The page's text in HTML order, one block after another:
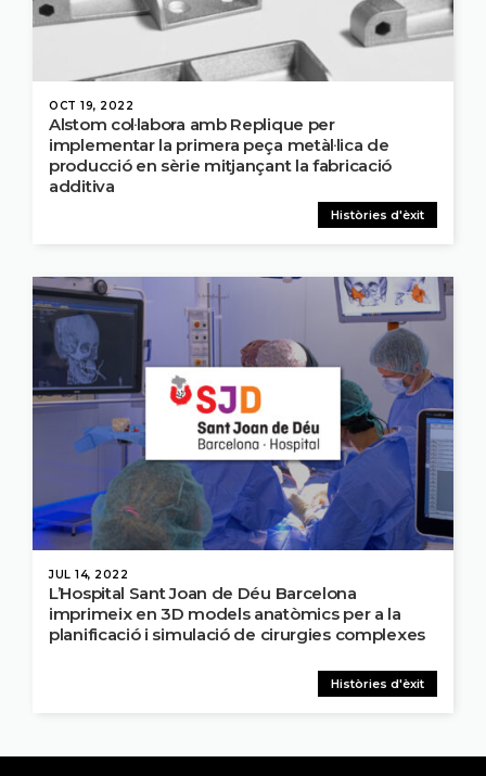
OCT 19, 2022
Històries d'èxit
Alstom col·labora amb Replique per
implementar la primera peça metàl·lica de
producció en sèrie mitjançant la fabricació
additiva
JUL 14, 2022
Històries d'èxit
L’Hospital Sant Joan de Déu Barcelona
imprimeix en 3D models anatòmics per a la
planificació i simulació de cirurgies complexes